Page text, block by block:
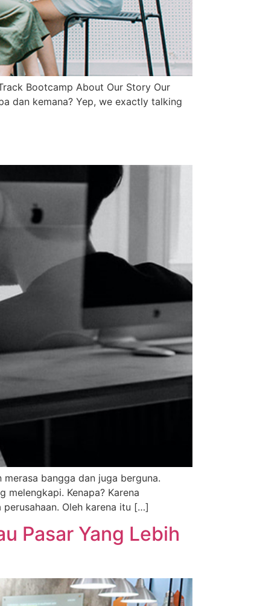
Bootcamp About Our Story Our
dan kemana? Yep, we exactly talking
bangga dan juga berguna.
Kenapa? Karena
Oleh karena itu […]
Pasar Yang Lebih